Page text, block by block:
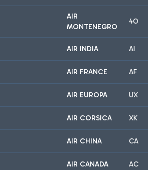
AIR
MONTENEGRO
4O
AIR INDIA AI
AIR FRANCE AF
AIR EUROPA UX
AIR CORSICA XK
AIR CHINA CA
AIR CANADA AC